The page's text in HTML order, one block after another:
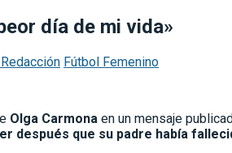
día de mi vida»
Fútbol Femenino
Olga Carmona en un mensaje
después que su padre había